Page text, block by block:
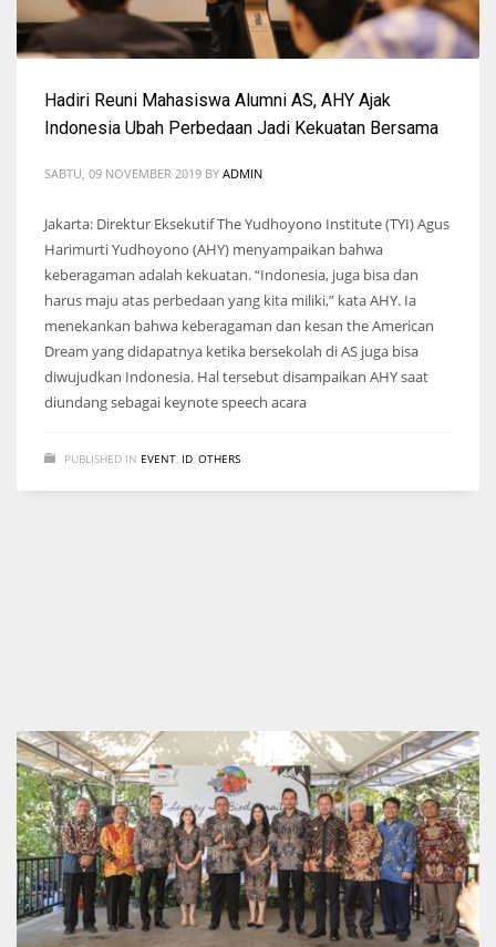
Hadiri Reuni Mahasiswa Alumni AS, AHY Ajak
Indonesia Ubah Perbedaan Jadi Kekuatan Bersama
SABTU, 09 NOVEMBER 2019 BY ADMIN
Jakarta: Direktur Eksekutif The Yudhoyono Institute (TYI) Agus
Harimurti Yudhoyono (AHY) menyampaikan bahwa
keberagaman adalah kekuatan. “Indonesia, juga bisa dan
harus maju atas perbedaan yang kita miliki,” kata AHY. Ia
menekankan bahwa keberagaman dan kesan the American
Dream yang didapatnya ketika bersekolah di AS juga bisa
diwujudkan Indonesia. Hal tersebut disampaikan AHY saat
diundang sebagai keynote speech acara
PUBLISHED IN EVENT ID OTHERS